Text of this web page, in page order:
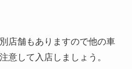
店舗もありますので他の車
意して入店しましょう。